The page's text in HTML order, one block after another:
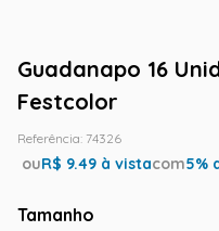
Guadanapo 16
Festcolor
Referência: 74326
ouR$ 9.49 à vistacom5%
Tamanho